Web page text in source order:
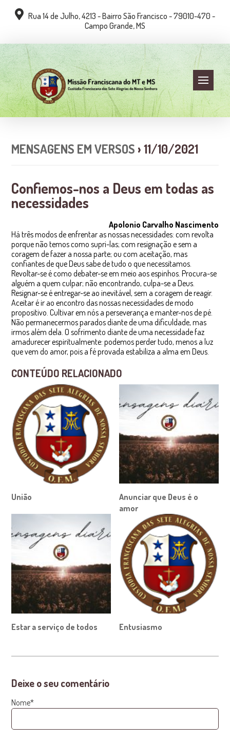
Rua 14 de Julho, 4213 - Bairro São Francisco - 79010-470 -
Campo Grande, MS
MENSAGENS EM VERSOS › 11/10/2021
Confiemos-nos a Deus em todas as
necessidades
Apolonio Carvalho Nascimento
Há três modos de enfrentar as nossas necessidades: com revolta
porque não temos como supri-las; com resignação e sem a
coragem de fazer a nossa parte; ou com aceitação, mas
confiantes de que Deus sabe de tudo o que necessitamos.
Revoltar-se é como debater-se em meio aos espinhos. Procura-se
alguém a quem culpar; não encontrando, culpa-se a Deus.
Resignar-se é entregar-se ao inevitável, sem a coragem de reagir.
Aceitar é ir ao encontro das nossas necessidades de modo
propositivo. Cultivar em nós a perseverança e manter-nos de pé.
Não permanecermos parados diante de uma dificuldade, mas
irmos além dela. O sofrimento diante de uma necessidade faz
amadurecer espiritualmente: podemos perder tudo, menos a luz
que vem do amor, pois a fé provada estabiliza a alma em Deus.
CONTEÚDO RELACIONADO
União
Anunciar que Deus é o
amor
Estar a serviço de todos Entusiasmo
Deixe o seu comentário
Nome*